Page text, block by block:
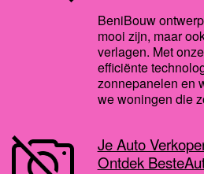
BeniBouw
mooi zijn, maar
verlagen. Met
efficiënte
zonnepanelen en
we woningen die
Je Auto
Ontdek